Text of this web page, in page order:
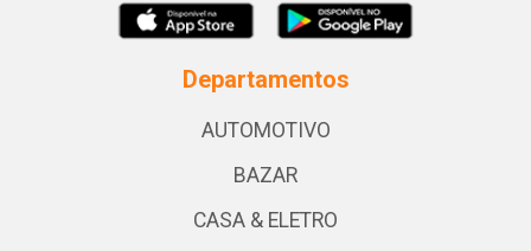
Departamentos
AUTOMOTIVO
BAZAR
CASA & ELETRO